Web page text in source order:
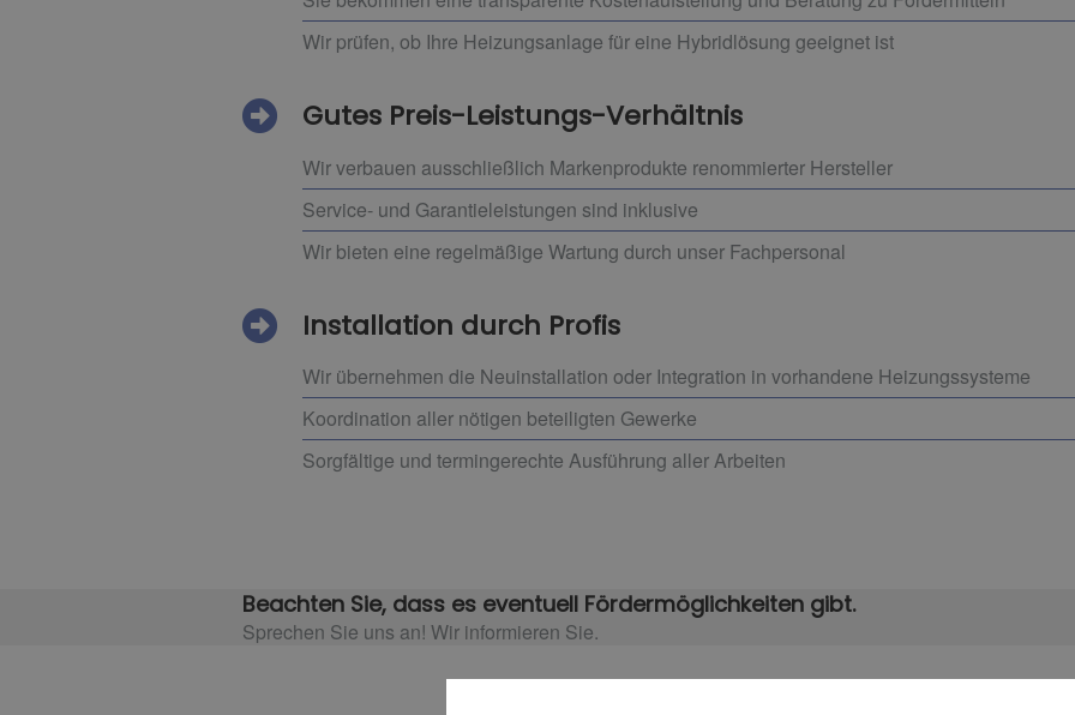
Wir prüfen, ob Ihre Heizungsanlage für eine Hybridlösung geeignet ist
Gutes Preis-Leistungs-Verhältnis
Wir verbauen ausschließlich Markenprodukte renommierter Hersteller
Service- und Garantieleistungen sind inklusive
Wir bieten eine regelmäßige Wartung durch unser Fachpersonal
Installation durch Profis
Wir übernehmen die Neuinstallation oder Integration in vorhandene Heizungssysteme
Koordination aller nötigen beteiligten Gewerke
Sorgfältige und termingerechte Ausführung aller Arbeiten
Beachten Sie, dass es eventuell Fördermöglichkeiten gibt.
Sprechen Sie uns an! Wir informieren Sie.